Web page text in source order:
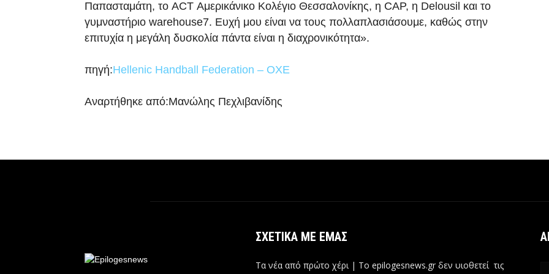
Παπασταμάτη, το ACT Αμερικάνικο Κολέγιο Θεσσαλονίκης, η CAP, η Delousil και το
γυμναστήριο warehouse7. Ευχή μου είναι να τους πολλαπλασιάσουμε, καθώς στην
επιτυχία η μεγάλη δυσκολία πάντα είναι η διαχρονικότητα».
πηγή:Hellenic Handball Federation – ΟΧΕ
Αναρτήθηκε από:Μανώλης Πεχλιβανίδης
ΣΧΕΤΙΚΆ ΜΕ ΕΜΆΣ
Τα νέα από πρώτο χέρι | Tο epilogesnews.gr δεν υιοθετεί τις